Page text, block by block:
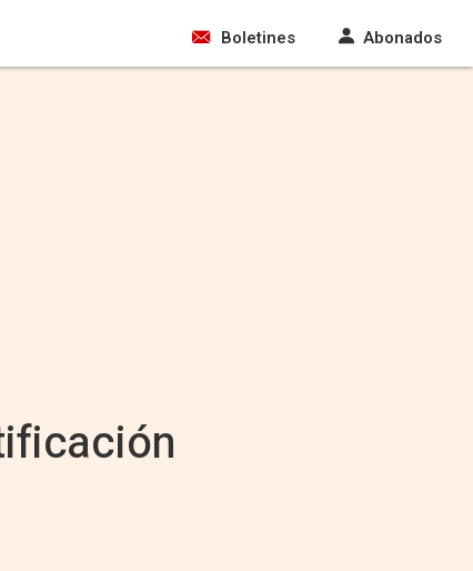
Boletines Abonados